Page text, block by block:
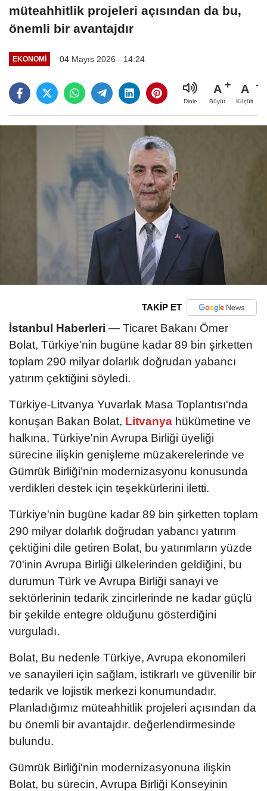
müteahhitlik projeleri açısından da bu,
önemli bir avantajdır
EKONOMI 04 Mayıs 2026 - 14:24
Dinle
A
Büyüt
A
Küçült
TAKİP ET
İstanbul Haberleri — Ticaret Bakanı Ömer
Bolat, Türkiye'nin bugüne kadar 89 bin şirketten
toplam 290 milyar dolarlık doğrudan yabancı
yatırım çektiğini söyledi.
Türkiye-Litvanya Yuvarlak Masa Toplantısı'nda
konuşan Bakan Bolat, Litvanya hükümetine ve
halkına, Türkiye'nin Avrupa Birliği üyeliği
sürecine ilişkin genişleme müzakerelerinde ve
Gümrük Birliği’nin modernizasyonu konusunda
verdikleri destek için teşekkürlerini iletti.
Türkiye'nin bugüne kadar 89 bin şirketten toplam
290 milyar dolarlık doğrudan yabancı yatırım
çektiğini dile getiren Bolat, bu yatırımların yüzde
70'inin Avrupa Birliği ülkelerinden geldiğini, bu
durumun Türk ve Avrupa Birliği sanayi ve
sektörlerinin tedarik zincirlerinde ne kadar güçlü
bir şekilde entegre olduğunu gösterdiğini
vurguladı.
Bolat, Bu nedenle Türkiye, Avrupa ekonomileri
ve sanayileri için sağlam, istikrarlı ve güvenilir bir
tedarik ve lojistik merkezi konumundadır.
Planladığımız müteahhitlik projeleri açısından da
bu önemli bir avantajdır. değerlendirmesinde
bulundu.
Gümrük Birliği'nin modernizasyonuna ilişkin
Bolat, bu sürecin, Avrupa Birliği Konseyinin